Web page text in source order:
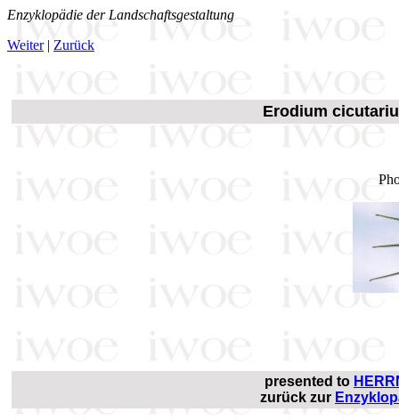
Enzyklopädie der Landschaftsgestaltung
Weiter| Zurück
Erodium
presented to
zurück zur